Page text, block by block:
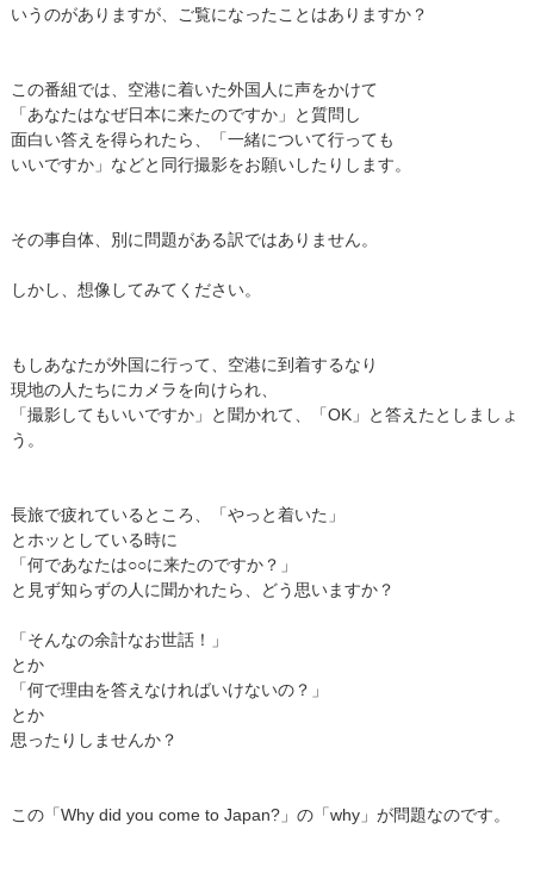
いうのがありますが、ご覧になったことはありますか？
この番組では、空港に着いた外国人に声をかけて
「あなたはなぜ日本に来たのですか」と質問し
面白い答えを得られたら、「一緒について行っても
いいですか」などと同行撮影をお願いしたりします。
その事自体、別に問題がある訳ではありません。
しかし、想像してみてください。
もしあなたが外国に行って、空港に到着するなり
現地の人たちにカメラを向けられ、
「撮影してもいいですか」と聞かれて、「OK」と答えたとしましょ
う。
長旅で疲れているところ、「やっと着いた」
とホッとしている時に
「何であなたは○○に来たのですか？」
と見ず知らずの人に聞かれたら、どう思いますか？
「そんなの余計なお世話！」
とか
「何で理由を答えなければいけないの？」
とか
思ったりしませんか？
この「Why did you come to Japan?」の「why」が問題なのです。